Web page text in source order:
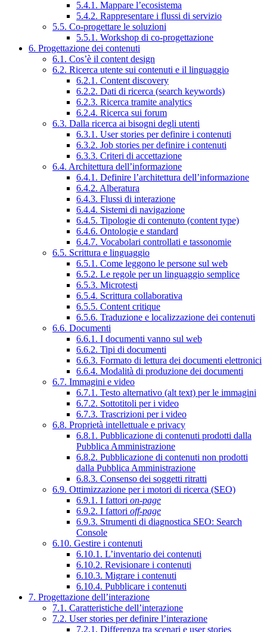
5.4.1. Mappare l’ecosistema
5.4.2. Rappresentare i flussi di servizio
5.5. Co-progettare le soluzioni
5.5.1. Workshop di co-progettazione
6. Progettazione dei contenuti
6.1. Cos’è il content design
6.2. Ricerca utente sui contenuti e il linguaggio
6.2.1. Content discovery
6.2.2. Dati di ricerca (search keywords)
6.2.3. Ricerca tramite analytics
6.2.4. Ricerca sui forum
6.3. Dalla ricerca ai bisogni degli utenti
6.3.1. User stories per definire i contenuti
6.3.2. Job stories per definire i contenuti
6.3.3. Criteri di accettazione
6.4. Architettura dell’informazione
6.4.1. Definire l’architettura dell’informazione
6.4.2. Alberatura
6.4.3. Flussi di interazione
6.4.4. Sistemi di navigazione
6.4.5. Tipologie di contenuto (content type)
6.4.6. Ontologie e standard
6.4.7. Vocabolari controllati e tassonomie
6.5. Scrittura e linguaggio
6.5.1. Come leggono le persone sul web
6.5.2. Le regole per un linguaggio semplice
6.5.3. Microtesti
6.5.4. Scrittura collaborativa
6.5.5. Content critique
6.5.6. Traduzione e localizzazione dei contenuti
6.6. Documenti
6.6.1. I documenti vanno sul web
6.6.2. Tipi di documenti
6.6.3. Formato di lettura dei documenti elettronici
6.6.4. Modalità di produzione dei documenti
6.7. Immagini e video
6.7.1. Testo alternativo (alt text) per le immagini
6.7.2. Sottotitoli per i video
6.7.3. Trascrizioni per i video
6.8. Proprietà intellettuale e privacy
6.8.1. Pubblicazione di contenuti prodotti dalla
Pubblica Amministrazione
6.8.2. Pubblicazione di contenuti non prodotti
dalla Pubblica Amministrazione
6.8.3. Consenso dei soggetti ritratti
6.9. Ottimizzazione per i motori di ricerca (SEO)
6.9.1. I fattori on-page
6.9.2. I fattori off-page
6.9.3. Strumenti di diagnostica SEO: Search
Console
6.10. Gestire i contenuti
6.10.1. L’inventario dei contenuti
6.10.2. Revisionare i contenuti
6.10.3. Migrare i contenuti
6.10.4. Pubblicare i contenuti
7. Progettazione dell’interazione
7.1. Caratteristiche dell’interazione
7.2. User stories per definire l’interazione
7.2.1. Differenza tra scenari e user stories